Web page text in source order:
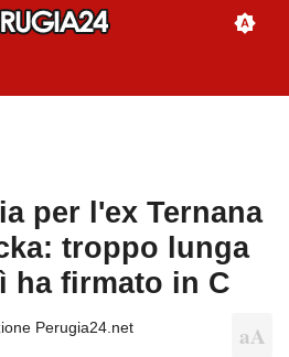
per l'ex Ternana
troppo lunga
ha firmato in C
Perugia24.net